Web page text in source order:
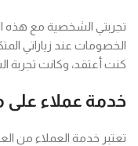
تجربتي الشخصية مع
الخصومات عند زياراتي
كنت أعتقد، وكانت تجربة
خدمة عملاء على
تعتبر خدمة العملاء من